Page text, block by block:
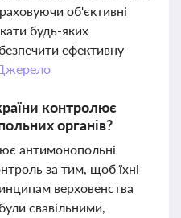
об'єктивні
будь-яких
ефективну
контролює
органів?
антимонопольні
за тим, щоб їхні
верховенства
свавільними,